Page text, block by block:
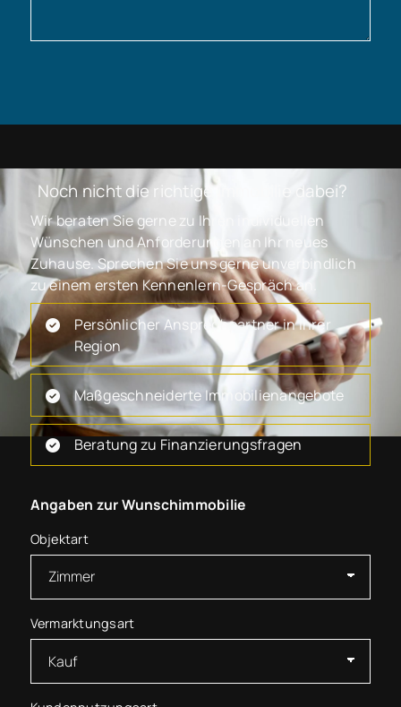
Noch nicht die richtige Immobilie dabei?
Wir beraten Sie gerne zu Ihren individuellen
Wünschen und Anforderungen an Ihr neues
Zuhause. Sprechen Sie uns gerne unverbindlich
zu einem ersten Kennenlern-Gespräch an.
Persönlicher Ansprechpartner in Ihrer
Region
Maßgeschneiderte Immobilienangebote
Beratung zu Finanzierungsfragen
Angaben zur Wunschimmobilie
Objektart
Vermarktungsart